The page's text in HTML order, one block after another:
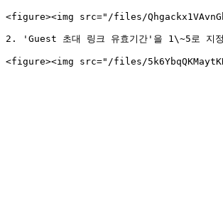
<figure><img src="/files/
2. 'Guest 초대 링크 유효기간'을 1\~5로 지정